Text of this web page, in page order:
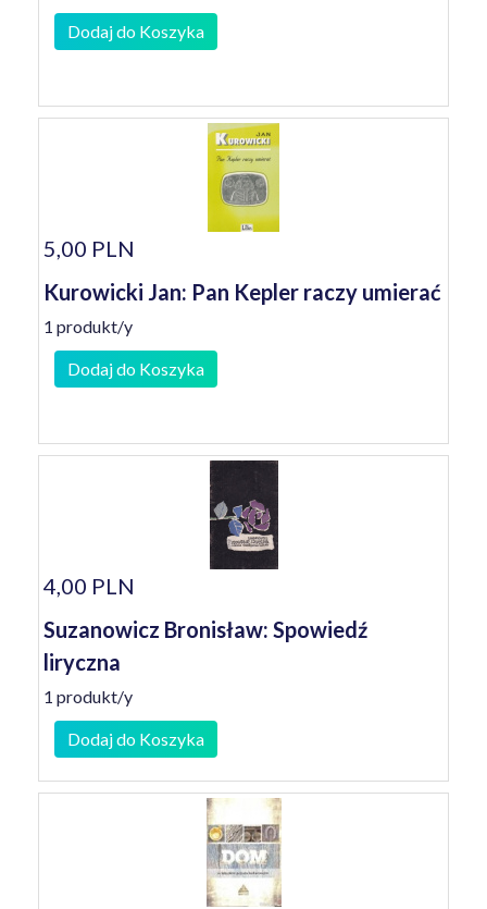
Dodaj do Koszyka
5,00 PLN
Kurowicki Jan: Pan Kepler raczy umierać
1 produkt/y
Dodaj do Koszyka
4,00 PLN
Suzanowicz Bronisław: Spowiedź
liryczna
1 produkt/y
Dodaj do Koszyka